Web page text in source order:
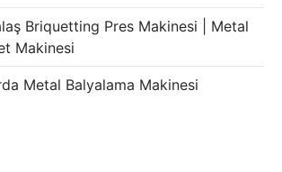
Briquetting Pres Makinesi | Metal
Makinesi
Metal Balyalama Makinesi